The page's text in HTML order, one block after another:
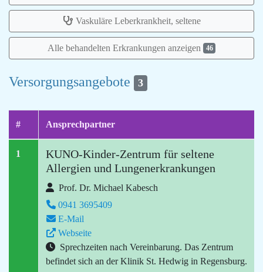
Vaskuläre Leberkrankheit, seltene
Alle behandelten Erkrankungen anzeigen 46
Versorgungsangebote 3
# Ansprechpartner
1
KUNO-Kinder-Zentrum für seltene
Allergien und Lungenerkrankungen
Prof. Dr. Michael Kabesch
0941 3695409
E-Mail
Webseite
Sprechzeiten nach Vereinbarung. Das Zentrum
befindet sich an der Klinik St. Hedwig in Regensburg.